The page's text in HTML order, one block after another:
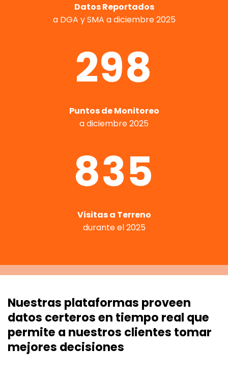
Datos Reportados
a DGA y SMA a diciembre 2025
298
Puntos de Monitoreo
a diciembre 2025
835
Visitas a Terreno
durante el 2025
Nuestras plataformas proveen
datos certeros en tiempo real que
permite a nuestros clientes tomar
mejores decisiones